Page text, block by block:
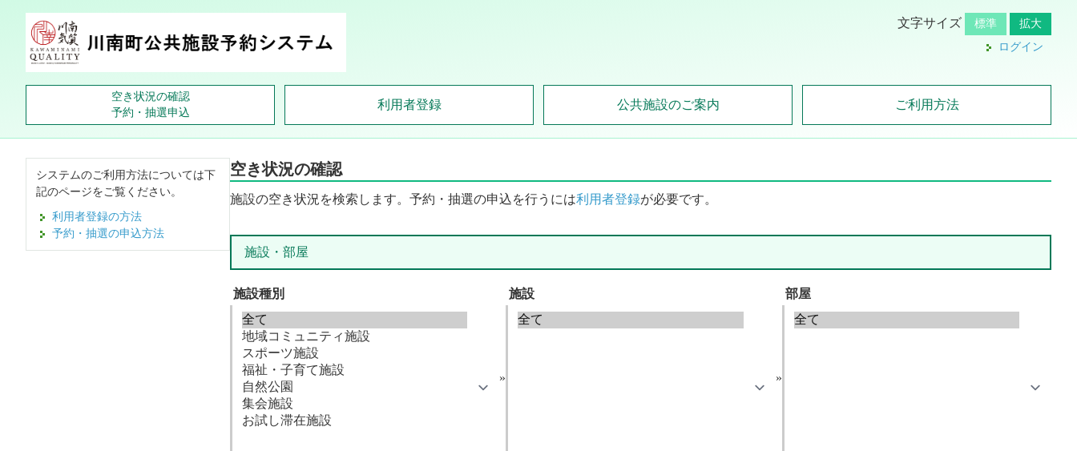
文字サイズ 標準
拡大
ログイン
空き状況の確認
予約・抽選申込
利用者登録 公共施設のご案内 ご利用方法
空き状況の確認
施設の空き状況を検索します。予約・抽選の申込を行うには利用者登録が必要です。
施設・部屋
施設種別
»
施設
»
部屋
システムのご利用方法については下
記のページをご覧ください。
利用者登録の方法
予約・抽選の申込方法